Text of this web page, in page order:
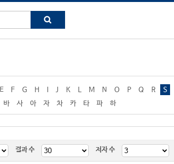
E F G H J K M N O P Q R S
바 사 아 자 차 카 타 파
하
결과 수 저자 수